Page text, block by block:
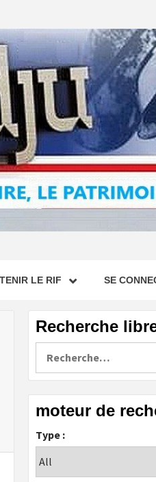
LE RIF SE
Recherche
moteur de
Type :